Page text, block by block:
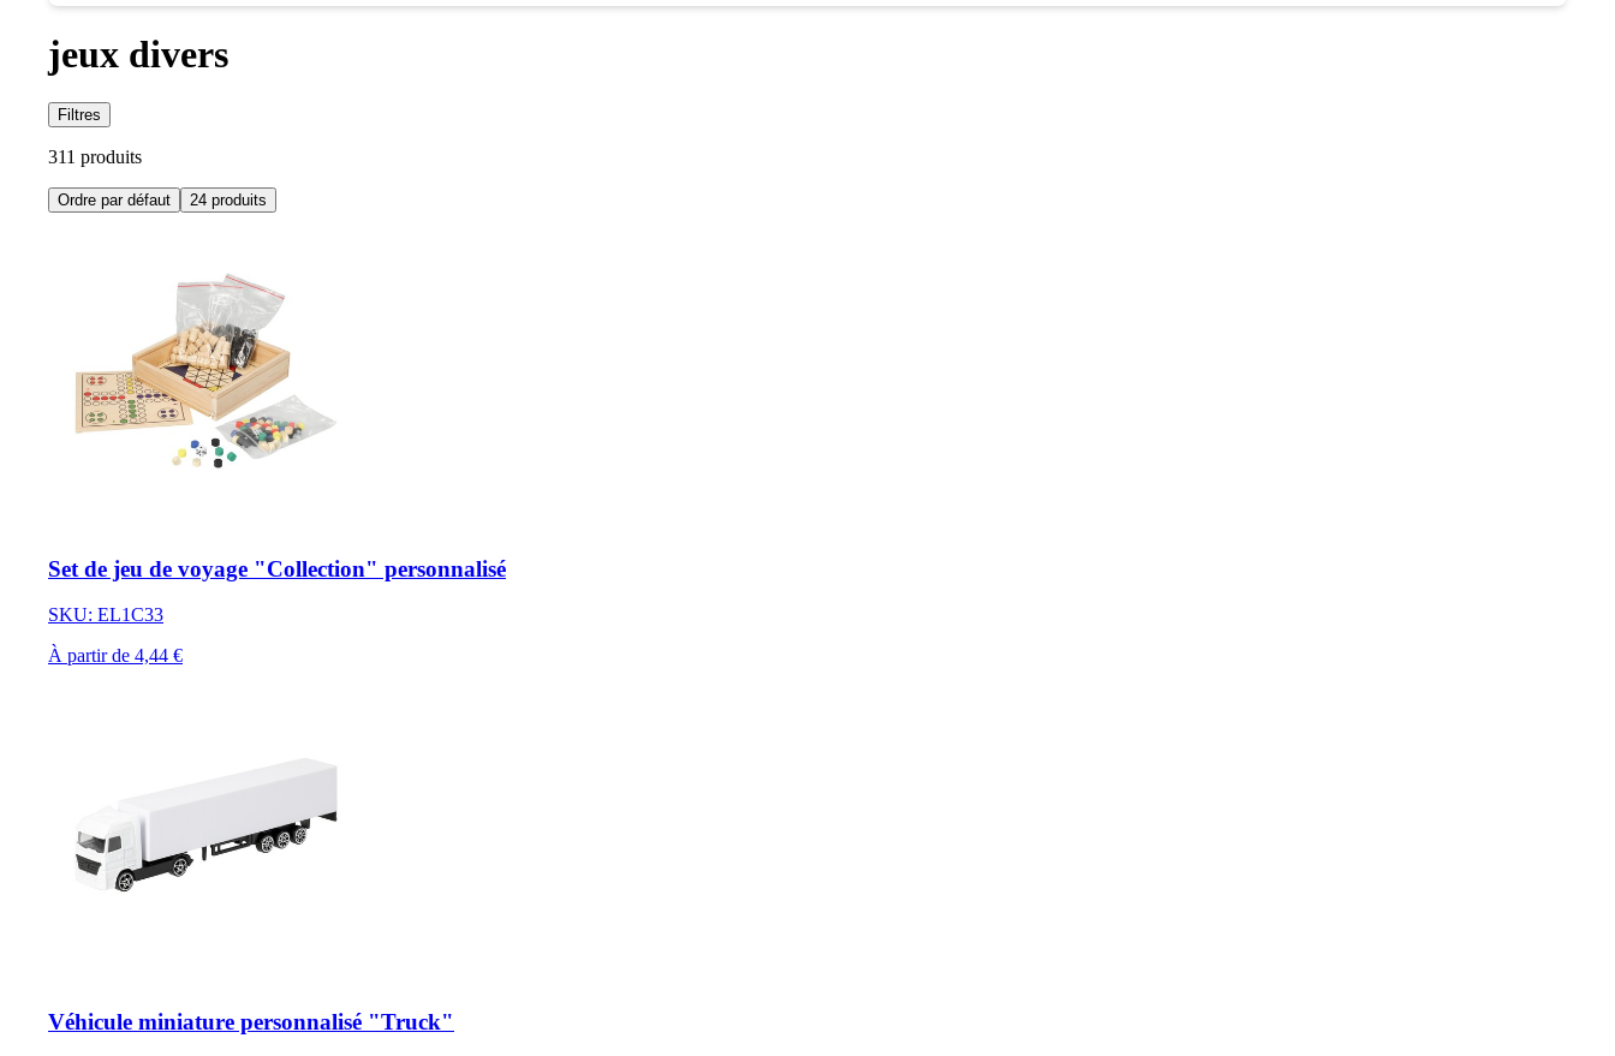
jeux divers
Filtres
311 produits
Ordre par défaut 24 produits
Set de jeu de voyage "Collection" personnalisé
SKU: EL1C33
À partir de 4,44 €
Véhicule miniature personnalisé "Truck"